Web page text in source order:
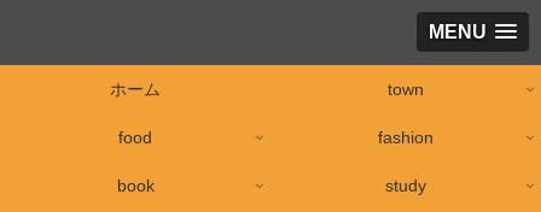
MENU
ホーム town
food fashion
book study